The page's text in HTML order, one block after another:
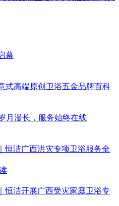
幕
式高端原创卫浴五金品牌百科
月漫长，服务始终在线
恒洁广西洪灾专项卫浴服务全
恒洁开展广西受灾家庭卫浴专